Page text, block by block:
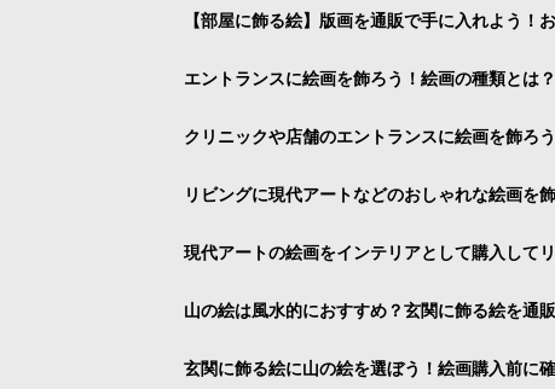
【部屋に飾る絵】版画を通販で手に入れよう！
エントランスに絵画を飾ろう！絵画の種類とは
クリニックや店舗のエントランスに絵画を飾ろ
リビングに現代アートなどのおしゃれな絵画を
現代アートの絵画をインテリアとして購入して
山の絵は風水的におすすめ？玄関に飾る絵を通
玄関に飾る絵に山の絵を選ぼう！絵画購入前に